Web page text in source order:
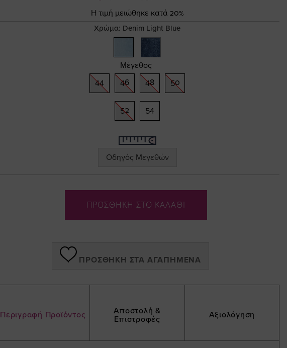
Τιμή
Η τιμή μειώθηκε κατά 20%
Χρώμα: Denim Light Blue
Μέγεθος
44
46 48 50
52 54
Οδηγός Μεγεθών
ΠΡΟΣΘΗΚΗ ΣΤΟ ΚΑΛΑΘΙ
ΠΡΟΣΘΉΚΗ ΣΤΑ ΑΓΑΠΗΜΈΝΑ
Περιγραφή Προϊόντος
Αποστολή &
Επιστροφές
Αξιολόγηση